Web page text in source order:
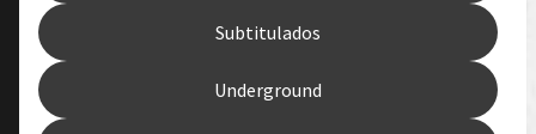
Subtitulados
Underground